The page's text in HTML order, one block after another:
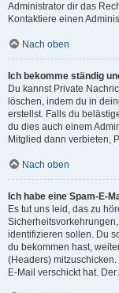
Administrator dir das
Kontaktiere einen
Nach oben
Ich bekomme ständig
Du kannst Private
löschen, indem du in
erstellst. Falls du
du dies auch einem
Mitglied dann verbieten,
Nach oben
Ich habe eine Spam-E-
Es tut uns leid, das zu
identifizieren sollen. Du
du bekommen hast,
(Headers)
E-Mail verschickt hat.